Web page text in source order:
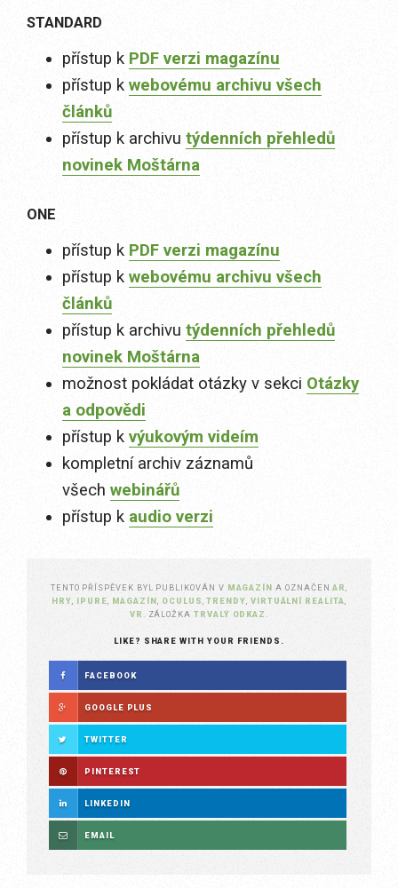
STANDARD
přístup k PDF verzi magazínu
přístup k webovému archivu všech
článků
přístup k archivu týdenních přehledů
novinek Moštárna
ONE
přístup k PDF verzi magazínu
přístup k webovému archivu všech
článků
přístup k archivu týdenních přehledů
novinek Moštárna
možnost pokládat otázky v sekci Otázky
a odpovědi
přístup k výukovým videím
kompletní archiv záznamů
všech webinářů
přístup k audio verzi
TENTO PŘÍSPĚVEK BYL PUBLIKOVÁN V MAGAZÍN A OZNAČENAR
HRY
IPURE MAGAZÍN OCULUS ,TRENDY VIRTUÁLNÍ REALITA
VR
. ZÁLOŽKATRVALÝ ODKAZ
LIKE? SHARE WITH YOUR FRIENDS.
FACEBOOK
GOOGLE PLUS
TWITTER
PINTEREST
LINKEDIN
EMAIL